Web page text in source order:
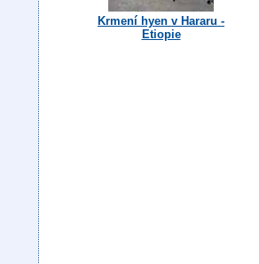
Krmení hyen v Hararu -
Etiopie